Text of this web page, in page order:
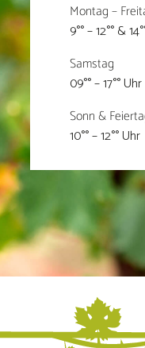
Montag –
9°° – 12°° &
Samstag
09°° – 17°° Uhr
Sonn &
10°° – 12°° Uhr